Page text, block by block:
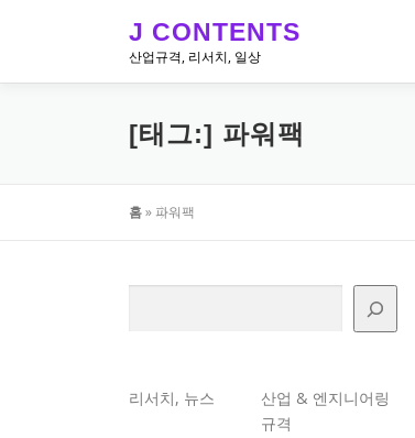
로
J CONTENTS
산업규격, 리서치, 일상
[태그:] 파워팩
홈» 파워팩
리서치, 뉴스
산업 & 엔지니어링
규격